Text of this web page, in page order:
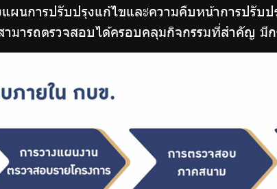
ผนการปรับปรุงแก้ไขและความคืบหน้าการปรั
มารถตรวจสอบได้ครอบคลุมกิจกรรมที่สำคัญ มี